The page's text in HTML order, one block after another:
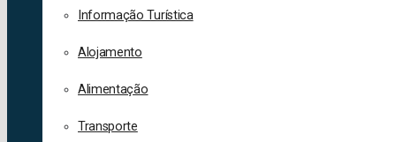
Informação Turística
Alojamento
Alimentação
Transporte